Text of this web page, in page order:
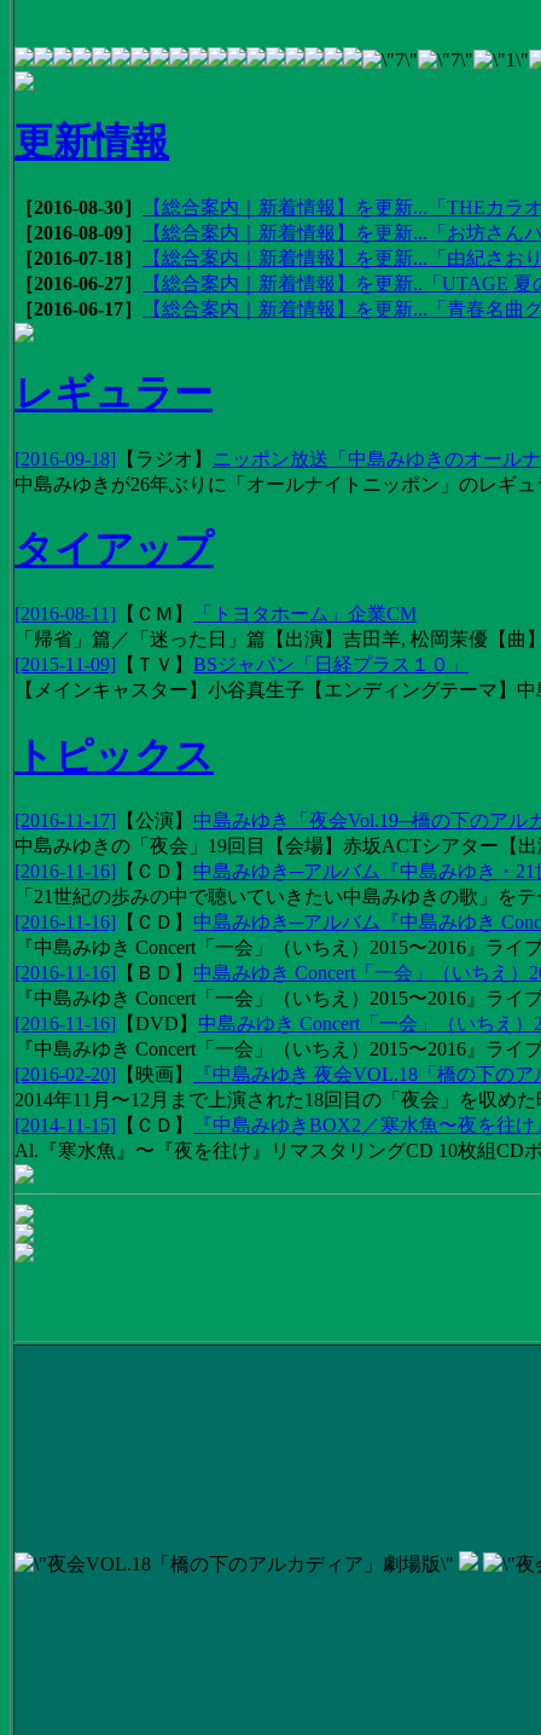
更新情報
［2016-08-30］
【総合案内｜新着情報】を更新...「THEカ
［2016-08-09］
【総合案内｜新着情報】を更新...「お坊さ
［2016-07-18］
【総合案内｜新着情報】を更新...「由紀さお
［2016-06-27］
【総合案内｜新着情報】を更新..「UTAGE
［2016-06-17］
【総合案内｜新着情報】を更新...「青春名
レギュラー
[2016-09-18] 【 ラジオ 】 ニッポン放送「中島みゆきのオール
中島みゆきが26年ぶりに「オールナイトニッポン」のレギ
タイアップ
[2016-08-11] 【 ＣＭ 】
「トヨタホーム」企業CM
「帰省」篇／「迷った日」篇【出演】吉田羊, 松岡茉優【
[2015-11-09] 【 ＴＶ 】 BSジャパン「日経プラス１０」
【メインキャスター】小谷真生子【エンディングテーマ】
トピックス
[2016-11-17] 【公演】 中島みゆき「夜会Vol.19─橋の下のアル
中島みゆきの「夜会」19回目【会場】赤坂ACTシアター【
[2016-11-16] 【 ＣＤ 】 中島みゆき─アルバム『中島みゆき・
「21世紀の歩みの中で聴いていきたい中島みゆきの歌」を
[2016-11-16] 【 ＣＤ 】 中島みゆき─アルバム『中島みゆき
『中島みゆき Concert「一会」（いちえ）2015〜2016』ラ
[2016-11-16] 【 ＢＤ 】 中島みゆき Concert「一会」（いちえ）
『中島みゆき Concert「一会」（いちえ）2015〜2016』ラ
[2016-11-16] 【DVD 】 中島みゆき Concert「一会」（いちえ）
『中島みゆき Concert「一会」（いちえ）2015〜2016』ラ
[2016-02-20] 【 映画】
『中島みゆき 夜会VOL.18「橋の下の
2014年11月〜12月まで上演された18回目の「夜会」を収め
[2014-11-15] 【 ＣＤ 】
『中島みゆきBOX2／寒水魚〜夜を往
Al.『寒水魚』〜『夜を往け』リマスタリングCD 10枚組CD